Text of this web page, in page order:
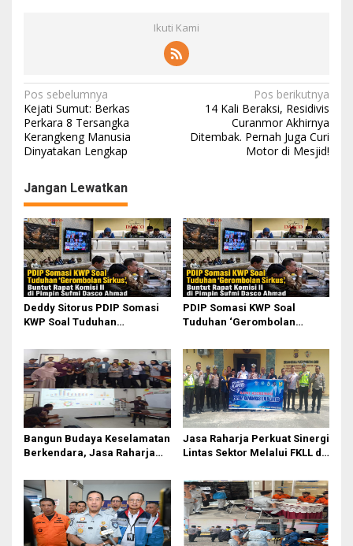
Ikuti Kami
N
a
v
g
a
s
i
p
o
s
Pos sebelumnya
Kejati Sumut: Berkas
Perkara 8 Tersangka
Kerangkeng Manusia
Dinyatakan Lengkap
Pos berikutnya
14 Kali Beraksi, Residivis
Curanmor Akhirnya
Ditembak. Pernah Juga Curi
Motor di Mesjid!
Jangan Lewatkan
Deddy Sitorus PDIP Somasi
KWP Soal Tuduhan
Rapat Komisi II Dipimpin
Sufmi Dasco Ahmad
PDIP Somasi KWP Soal
Tuduhan ‘Gerombolan
II Dipimpin Sufmi Dasco
Ahmad
Bangun Budaya Keselamatan
Berkendara, Jasa Raharja
Pasifik Medan Industri
Jasa Raharja Perkuat Sinergi
Lintas Sektor Melalui FKLL di